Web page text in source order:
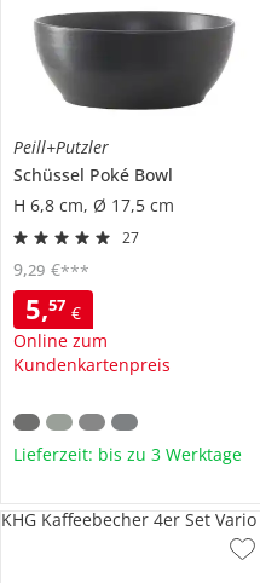
Peill+Putzler
Schüssel Poké Bowl
H 6,8 cm, Ø 17,5 cm
27
5,57 €
Online zum
Kundenkartenpreis
9,29 €***
Lieferzeit: bis zu 3 Werktage
KHG Kaffeebecher 4er Set Vario